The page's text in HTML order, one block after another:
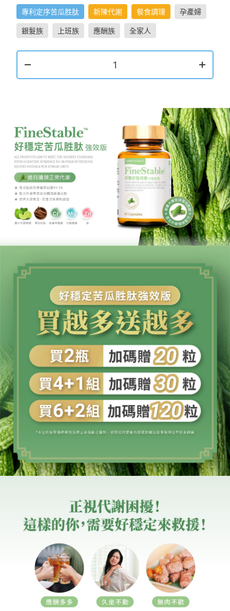
專利定序苦瓜胜肽 新陳代謝 餐食調理 孕產婦
銀髮族 上班族 應酬族 全家人
1